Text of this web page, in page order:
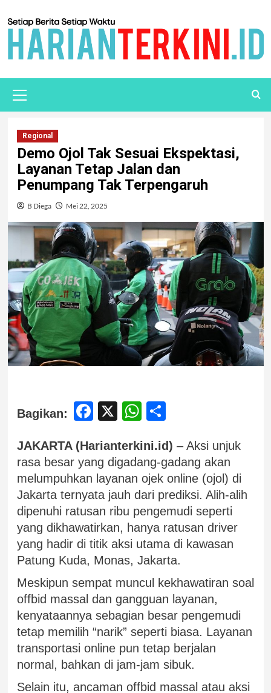
Regional
Demo Ojol Tak Sesuai Ekspektasi,
Layanan Tetap Jalan dan
Penumpang Tak Terpengaruh
B Diega Mei 22, 2025
Bagikan: Facebook
X WhatsApp
JAKARTA (Harianterkini.id) – Aksi unjuk
rasa besar yang digadang-gadang akan
melumpuhkan layanan ojek online (ojol) di
Jakarta ternyata jauh dari prediksi. Alih-alih
dipenuhi ratusan ribu pengemudi seperti
yang dikhawatirkan, hanya ratusan driver
yang hadir di titik aksi utama di kawasan
Patung Kuda, Monas, Jakarta.
Meskipun sempat muncul kekhawatiran soal
offbid massal dan gangguan layanan,
kenyataannya sebagian besar pengemudi
tetap memilih “narik” seperti biasa. Layanan
transportasi online pun tetap berjalan
normal, bahkan di jam-jam sibuk.
Selain itu, ancaman offbid massal atau aksi